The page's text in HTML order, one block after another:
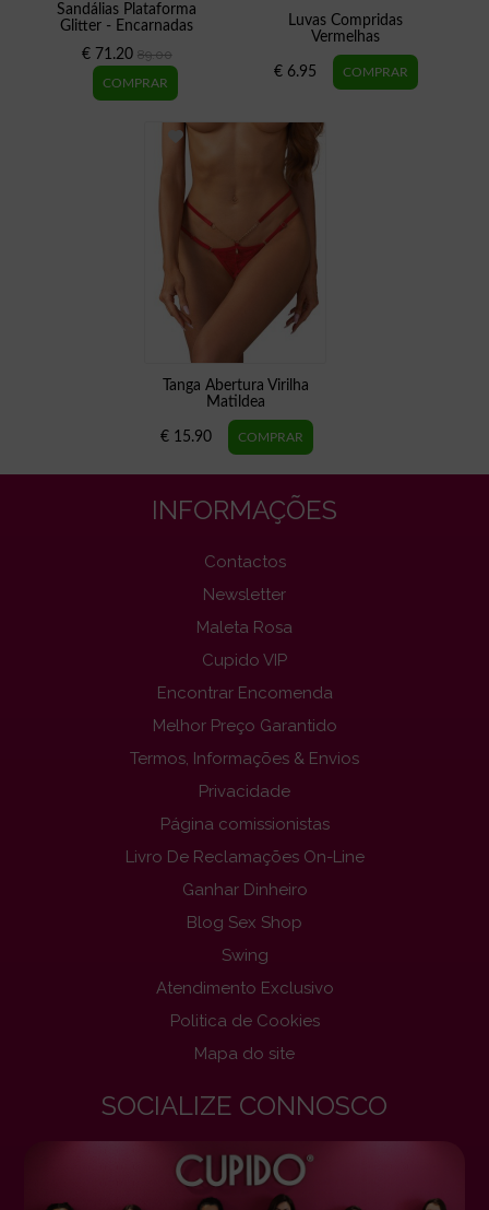
Sandálias Plataforma
Glitter - Encarnadas
€ 71.20 89.00
Luvas Compridas
Vermelhas
€ 6.95
Tanga Abertura Virilha
Matildea
€ 15.90
INFORMAÇÕES
Contactos
Newsletter
Maleta Rosa
Cupido VIP
Encontrar Encomenda
Melhor Preço Garantido
Termos, Informações & Envios
Privacidade
Página comissionistas
Livro De Reclamações On-Line
Ganhar Dinheiro
Blog Sex Shop
Swing
Atendimento Exclusivo
Politica de Cookies
Mapa do site
SOCIALIZE CONNOSCO